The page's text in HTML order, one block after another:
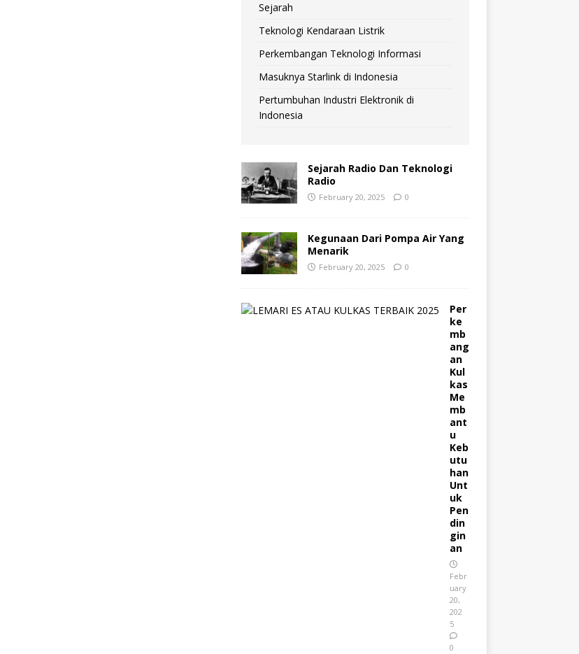
Sejarah
Teknologi Kendaraan Listrik
Perkembangan Teknologi Informasi
Masuknya Starlink di Indonesia
Pertumbuhan Industri Elektronik di
Indonesia
Sejarah Radio Dan Teknologi
Radio
February 20, 2025 0
Kegunaan Dari Pompa Air Yang
Menarik
February 20, 2025 0
Per
ke
mb
ang
an
Kul
kas
Me
mb
ant
u
Keb
utu
han
Unt
uk
Pen
din
gin
an
Febr
uary
20,
202
5
0